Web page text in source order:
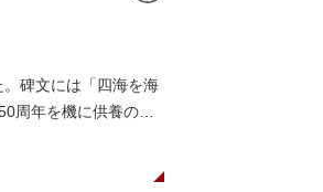
碑文には「四海を海
周年を機に供養のた